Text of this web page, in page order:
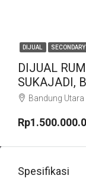
DIJUAL SECONDARY
DIJUAL
SUKAJADI,
Bandung Utara
Spesifikasi